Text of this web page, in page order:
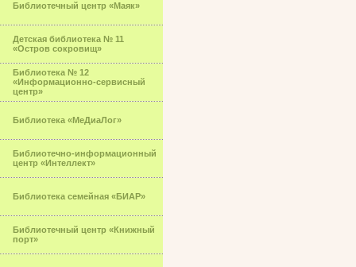
Библиотечный центр «Маяк»
Детская библиотека № 11
«Остров сокровищ»
Библиотека № 12
«Информационно-сервисный
центр»
Библиотека «МеДиаЛог»
Библиотечно-информационный
центр «Интеллект»
Библиотека семейная «БИАР»
Библиотечный центр «Книжный
порт»